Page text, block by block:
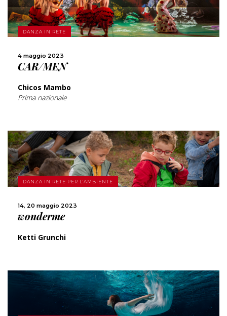
DANZA IN RETE
4 maggio 2023
CAR/MEN
Chicos Mambo
Prima nazionale
SCOPRI DI PIÙ
DANZA IN RETE PER L'AMBIENTE
14, 20 maggio 2023
wonderme
Ketti Grunchi
SCOPRI DI PIÙ
SCOPRI DI PIÙ